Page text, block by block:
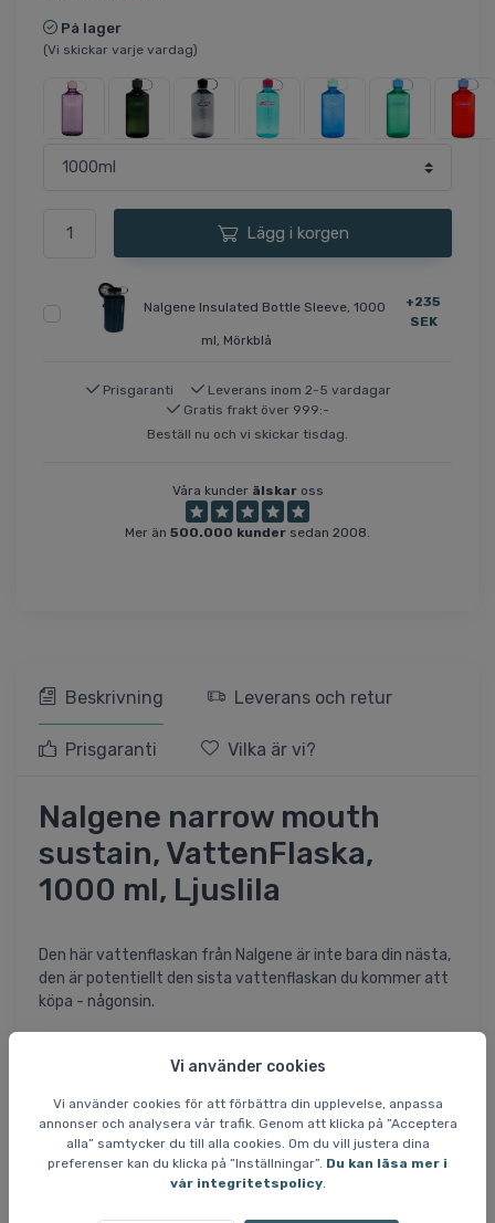
Vi använder cookies
Vi använder cookies för att förbättra din upplevelse, anpassa
annonser och analysera vår trafik. Genom att klicka på ”Acceptera
alla” samtycker du till alla cookies. Om du vill justera dina
preferenser kan du klicka på ”Inställningar”. Du kan läsa mer i
vår integritetspolicy.
På lager
(Vi skickar varje vardag)
Lägg i korgen
Nalgene Insulated Bottle Sleeve, 1000
ml, Mörkblå
+235
SEK
Prisgaranti
Leverans inom 2-5 vardagar
Gratis frakt över 999:-
Beställ nu och vi skickar tisdag.
Våra kunder älskaross
Mer än 500.000 kunder sedan 2008.
Beskrivning Leverans och retur
Prisgaranti Vilka är vi?
Nalgene narrow mouth
sustain, VattenFlaska,
1000 ml, Ljuslila
Den här vattenflaskan från Nalgene är inte bara din nästa,
den är potentiellt den sista vattenflaskan du kommer att
köpa - någonsin.
packa ner den i ryggsäcken utan problem.
Den smarta och robusta designen gör den perfekt för
utomhusaktiviteter. Du kan t.ex. ta med den på din
vandring i skogen eller i ryggsäcken på skidturen.